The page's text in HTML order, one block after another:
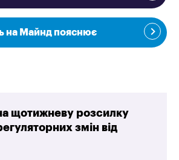
на Майнд пояснює
щотижневу розсилку
змін від